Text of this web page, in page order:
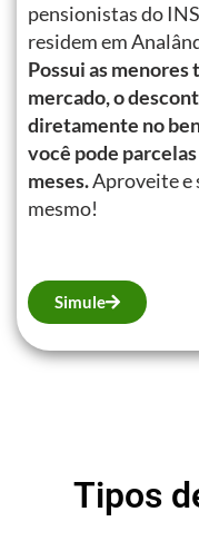
pensionistas do
residem em
Possui as menores
mercado, o
diretamente no
você pode
meses.Aproveite e
mesmo!
Simule
Tipos